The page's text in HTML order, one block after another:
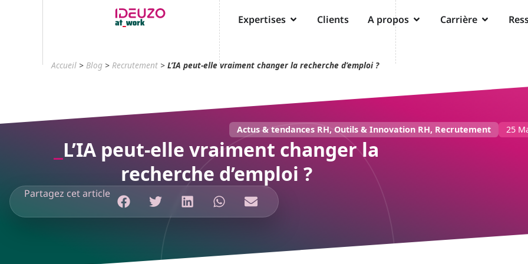
Expertises Clients A propos Carrière
Accueil > Blog > Recrutement >L’IA peut-elle vraiment changer la recherche d’emploi ?
Actus & tendances RH,Outils & Innovation RH, Recrutement 25
L’IA peut-elle vraiment changer la
recherche d’emploi ?
Partagez cet article